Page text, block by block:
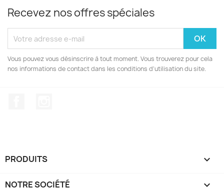
Recevez nos offres spéciales
Vous pouvez vous désinscrire à tout moment. Vous trouverez pour cela
nos informations de contact dans les conditions d'utilisation du site.
PRODUITS 
NOTRE SOCIÉTÉ 